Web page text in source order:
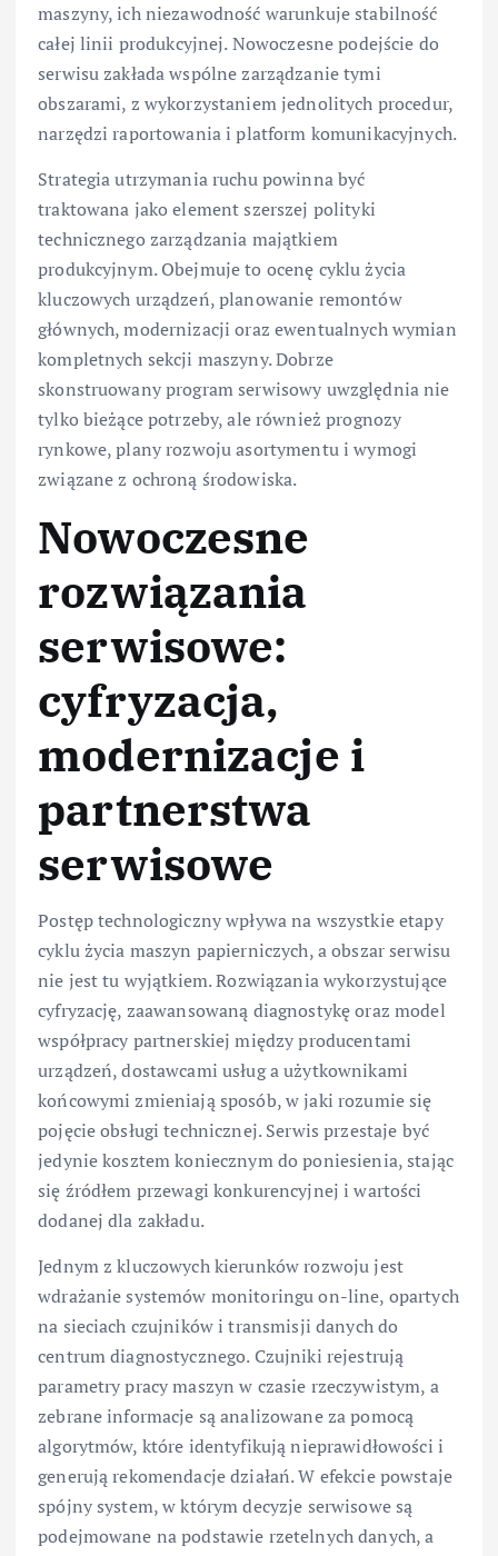
maszyny, ich niezawodność warunkuje stabilność
całej linii produkcyjnej. Nowoczesne podejście do
serwisu zakłada wspólne zarządzanie tymi
obszarami, z wykorzystaniem jednolitych procedur,
narzędzi raportowania i platform komunikacyjnych.
Strategia utrzymania ruchu powinna być
traktowana jako element szerszej polityki
technicznego zarządzania majątkiem
produkcyjnym. Obejmuje to ocenę cyklu życia
kluczowych urządzeń, planowanie remontów
głównych, modernizacji oraz ewentualnych wymian
kompletnych sekcji maszyny. Dobrze
skonstruowany program serwisowy uwzględnia nie
tylko bieżące potrzeby, ale również prognozy
rynkowe, plany rozwoju asortymentu i wymogi
związane z ochroną środowiska.
Nowoczesne
rozwiązania
serwisowe:
cyfryzacja,
modernizacje i
partnerstwa
serwisowe
Postęp technologiczny wpływa na wszystkie etapy
cyklu życia maszyn papierniczych, a obszar serwisu
nie jest tu wyjątkiem. Rozwiązania wykorzystujące
cyfryzację, zaawansowaną diagnostykę oraz model
współpracy partnerskiej między producentami
urządzeń, dostawcami usług a użytkownikami
końcowymi zmieniają sposób, w jaki rozumie się
pojęcie obsługi technicznej. Serwis przestaje być
jedynie kosztem koniecznym do poniesienia, stając
się źródłem przewagi konkurencyjnej i wartości
dodanej dla zakładu.
Jednym z kluczowych kierunków rozwoju jest
wdrażanie systemów monitoringu on-line, opartych
na sieciach czujników i transmisji danych do
centrum diagnostycznego. Czujniki rejestrują
parametry pracy maszyn w czasie rzeczywistym, a
zebrane informacje są analizowane za pomocą
algorytmów, które identyfikują nieprawidłowości i
generują rekomendacje działań. W efekcie powstaje
spójny system, w którym decyzje serwisowe są
podejmowane na podstawie rzetelnych danych, a